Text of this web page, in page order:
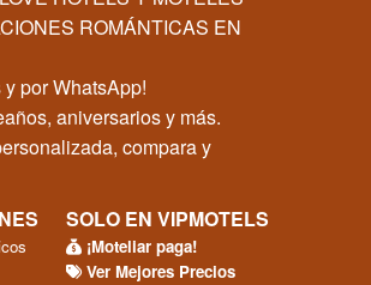
ROMÁNTICAS EN
y por WhatsApp!
aniversarios y más.
compara y
SOLO EN VIPMOTELS
¡Moteliar paga!
Ver Mejores Precios